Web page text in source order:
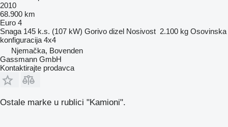
2010
68.900 km
Euro 4
Snaga 145 k.s. (107 kW) Gorivo dizel Nosivost 2.100 kg Osovinska
konfiguracija 4x4
Njemačka, Bovenden
Gassmann GmbH
Kontaktirajte prodavca
Ostale marke u rublici "Kamioni".